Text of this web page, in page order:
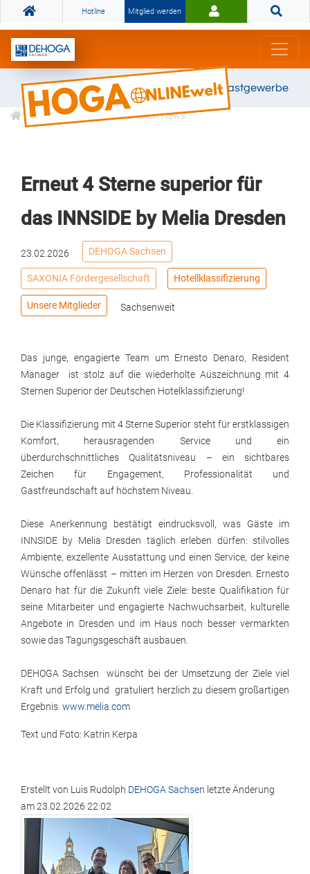
Hotline Mitglied werden
Gemeinsam stark für das Gastgewerbe
Informationen Branchen News
Erneut 4 Sterne superior für
das INNSIDE by Melia Dresden
23.02.2026 DEHOGA Sachsen
SAXONIA Fördergesellschaft Hotellklassifizierung
Unsere Mitglieder Sachsenweit
Das junge, engagierte Team um Ernesto Denaro, Resident
Manager ist stolz auf die wiederholte Auszeichnung mit 4
Sternen Superior der Deutschen Hotelklassifizierung!
Die Klassifizierung mit 4 Sterne Superior steht für erstklassigen
Komfort, herausragenden Service und ein
überdurchschnittliches Qualitätsniveau – ein sichtbares
Zeichen für Engagement, Professionalität und
Gastfreundschaft auf höchstem Niveau.
Diese Anerkennung bestätigt eindrucksvoll, was Gäste im
INNSIDE by Melia Dresden täglich erleben dürfen: stilvolles
Ambiente, exzellente Ausstattung und einen Service, der keine
Wünsche offenlässt – mitten im Herzen von Dresden. Ernesto
Denaro hat für die Zukunft viele Ziele: beste Qualifikation für
seine Mitarbeiter und engagierte Nachwuchsarbeit, kulturelle
Angebote in Dresden und im Haus noch besser vermarkten
sowie das Tagungsgeschäft ausbauen.
DEHOGA Sachsen wünscht bei der Umsetzung der Ziele viel
Kraft und Erfolg und gratuliert herzlich zu diesem großartigen
Ergebnis. www.melia.com
Text und Foto: Katrin Kerpa
Erstellt von Luis Rudolph DEHOGA Sachsen letzte Änderung
am23.02.2026 22:02